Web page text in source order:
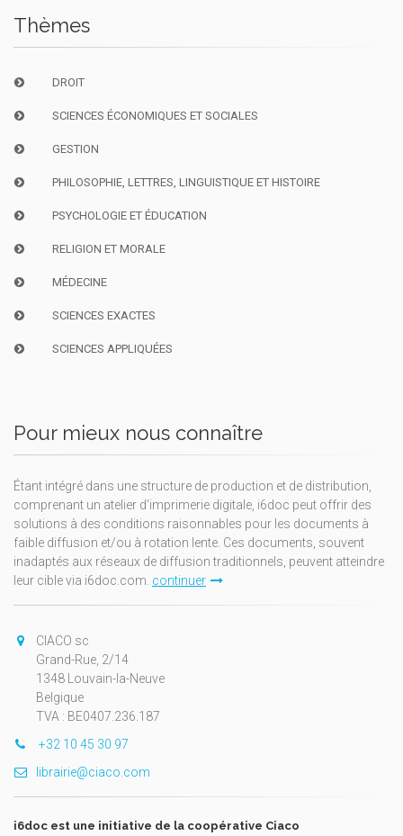
Thèmes
DROIT
SCIENCES ÉCONOMIQUES ET SOCIALES
GESTION
PHILOSOPHIE, LETTRES, LINGUISTIQUE ET HISTOIRE
PSYCHOLOGIE ET ÉDUCATION
RELIGION ET MORALE
MÉDECINE
SCIENCES EXACTES
SCIENCES APPLIQUÉES
Pour mieux nous connaître
Étant intégré dans une structure de production et de distribution,
comprenant un atelier d'imprimerie digitale, i6doc peut offrir des
solutions à des conditions raisonnables pour les documents à
faible diffusion et/ou à rotation lente. Ces documents, souvent
inadaptés aux réseaux de diffusion traditionnels, peuvent atteindre
leur cible via i6doc.com. continuer
CIACO sc
Grand-Rue, 2/14
1348 Louvain-la-Neuve
Belgique
TVA : BE0407.236.187
+32 10 45 30 97
librairie@ciaco.com
i6doc est une initiative de la coopérative Ciaco